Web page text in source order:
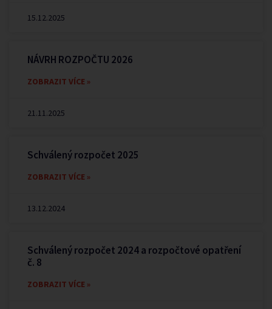
15.12.2025
NÁVRH ROZPOČTU 2026
ZOBRAZIT VÍCE »
21.11.2025
Schválený rozpočet 2025
ZOBRAZIT VÍCE »
13.12.2024
Schválený rozpočet 2024 a rozpočtové opatření
č. 8
ZOBRAZIT VÍCE »